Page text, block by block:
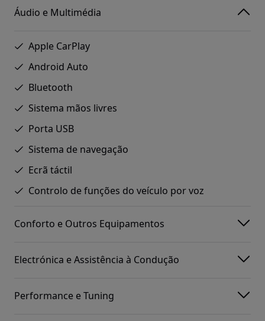
Áudio e Multimédia
Apple CarPlay
Android Auto
Bluetooth
Sistema mãos livres
Porta USB
Sistema de navegação
Ecrã táctil
Controlo de funções do veículo por voz
Conforto e Outros Equipamentos
Electrónica e Assistência à Condução
Performance e Tuning